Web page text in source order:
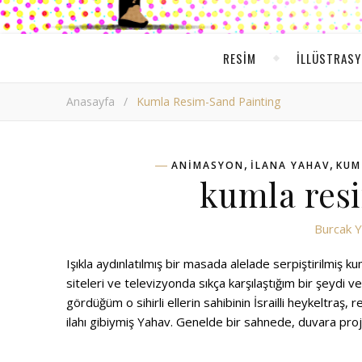
RESIM
Anasayfa / Kumla Resim-Sand Painting
ANIMASYON, ILANA YAHAV,
kumla
Burcak
Işıkla aydınlatılmış bir masada alelade serpiştirilmiş
siteleri ve televizyonda sıkça karşılaştığım bir şeydi
gördüğüm o sihirli ellerin sahibinin İsrailli heykeltraş,
ilahı gibiymiş Yahav. Genelde bir sahnede, duvara